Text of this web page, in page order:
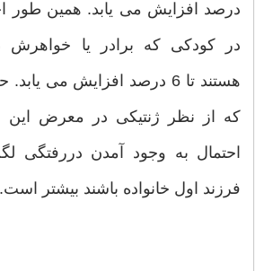
درصد افزایش می یابد. همین طور
در کودکی که برادر یا خواهرش
هستند تا 6 درصد افزایش می
که از نظر ژنتیکی در معرض این
احتمال به وجود آمدن دررفتگی
فرزند اول خانواده باشند بیشتر است.